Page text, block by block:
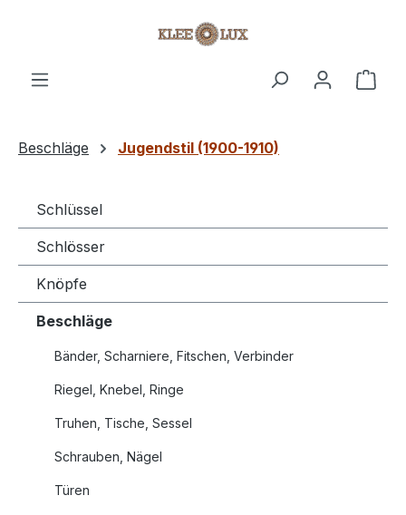
Beschläge Jugendstil (1900-1910)
Schlüssel
Schlösser
Knöpfe
Beschläge
Bänder, Scharniere, Fitschen, Verbinder
Riegel, Knebel, Ringe
Truhen, Tische, Sessel
Schrauben, Nägel
Türen